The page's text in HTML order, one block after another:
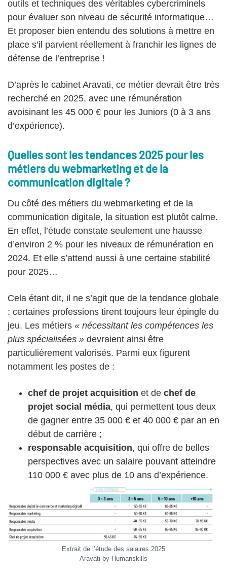
outils et techniques des véritables cybercriminels
pour évaluer son niveau de sécurité informatique…
Et proposer bien entendu des solutions à mettre en
place s’il parvient réellement à franchir les lignes de
défense de l’entreprise !
D’après le cabinet Aravati, ce métier devrait être très
recherché en 2025, avec une rémunération
avoisinant les 45 000 € pour les Juniors (0 à 3 ans
d’expérience).
Quelles sont les tendances 2025 pour les
métiers du webmarketing et de la
communication digitale ?
Du côté des métiers du webmarketing et de la
communication digitale, la situation est plutôt calme.
En effet, l’étude constate seulement une hausse
d’environ 2 % pour les niveaux de rémunération en
2024. Et elle s’attend aussi à une certaine stabilité
pour 2025…
Cela étant dit, il ne s’agit que de la tendance globale
: certaines professions tirent toujours leur épingle du
jeu. Les métiers « nécessitant les compétences les
plus spécialisées » devraient ainsi être
particulièrement valorisés. Parmi eux figurent
notamment les postes de :
chef de projet acquisition et de chef de
projet social média, qui permettent tous deux
de gagner entre 35 000 € et 40 000 € par an en
début de carrière ;
responsable acquisition, qui offre de belles
perspectives avec un salaire pouvant atteindre
110 000 € avec plus de 10 ans d’expérience.
Extrait de l’étude des salaires 2025
Aravati by Humanskills